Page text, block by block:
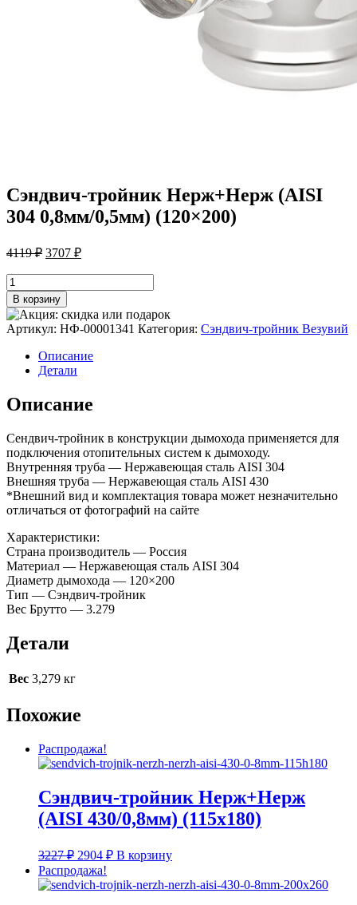
Сэндвич-тройник Нерж+Нерж (AISI
304 0,8мм/0,5мм) (120×200)
4119₽ Первоначальная
составляла
4119 ₽.
3707 ₽Текущая
Количество
товара
Сэндвич-
тройник
Нерж+Нерж
(AISI
0,8мм/0,5мм)
(120x200)
В корзину
Артикул: НФ-00001341 Категория: Сэндвич-тройник Везувий
Описание
Детали
Описание
Сендвич-тройник в конструкции дымохода применяется для
подключения отопительных систем к дымоходу.
Внутренняя труба — Нержавеющая сталь AISI 304
Внешняя труба — Нержавеющая сталь AISI 430
*Внешний вид и комплектация товара может незначительно
отличаться от фотографий на сайте
Характеристики:
Страна производитель — Россия
Материал — Нержавеющая сталь AISI 304
Диаметр дымохода — 120×200
Тип — Сэндвич-тройник
Вес Брутто — 3.279
Детали
Вес 3,279 кг
Похожие
Распродажа!
Сэндвич-тройник Нерж+Нерж
(AISI 430/0,8мм) (115х180)
3227₽ Первоначальная
цена
составляла
2904 ₽Текущая
цена:
2904 ₽.
В корзину
Распродажа!